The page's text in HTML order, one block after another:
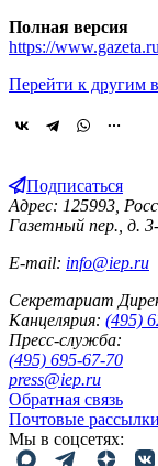
Полная версия
https://
Перейти к другим
Подписаться
Адрес: 125993,
Газетный пер., д.
E-mail: info@iep.ru
Секретариат
Канцелярия: (495)
Пресс-служба:
(495) 695-67-70
press@iep.ru
Обратная связь
Почтовые рассылки
Мы в соцсетях: